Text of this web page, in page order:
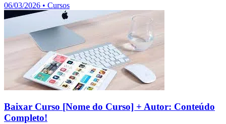
06/03/2026 • Cursos
Baixar Curso [Nome do Curso] + Autor: Conteúdo
Completo!